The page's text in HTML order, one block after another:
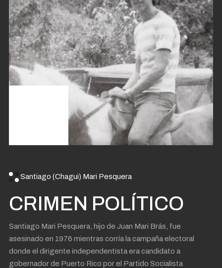
Santiago (Chagui) Mari Pesquera
CRIMEN POLÍTICO
Santiago Mari Pesquera, hijo de Juan Mari Brás, fue
asesinado en 1976 mientras corría la campaña electoral
donde el dirigente independentista era candidato a
gobernador de Puerto Rico por el Partido Socialista